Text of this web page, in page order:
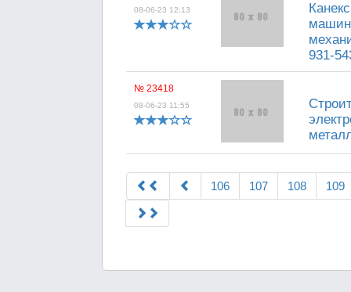
08-06-23 12:13
931-
№ 23418
08-06-23 11:55
106 107 108 109